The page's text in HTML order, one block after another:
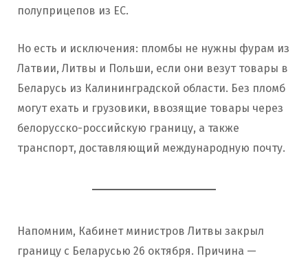
полуприцепов из ЕС.
Но есть и исключения: пломбы не нужны фурам из
Латвии, Литвы и Польши, если они везут товары в
Беларусь из Калининградской области. Без пломб
могут ехать и грузовики, ввозящие товары через
белорусско-российскую границу, а также
транспорт, доставляющий международную почту.
Напомним, Кабинет министров Литвы закрыл
границу с Беларусью 26 октября. Причина —